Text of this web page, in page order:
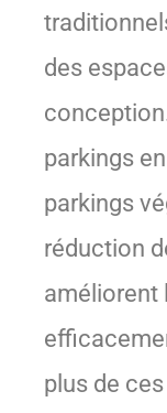
des
parkings
parkings
réduction
améliorent
plus de